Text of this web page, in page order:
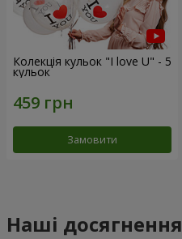
Колекція кульок "I love U" - 5
кульок
Замовити
Наші досягнення